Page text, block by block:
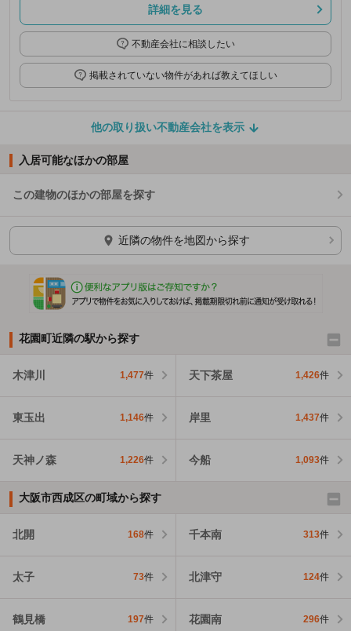
詳細を見る
不動産会社に相談したい
掲載されていない物件があれば教えてほしい
他の取り扱い不動産会社を表示
入居可能なほかの部屋
この建物のほかの部屋を探す
ほかの部屋を検索中…
近隣の物件を地図から探す
花園町近隣の駅から探す
木津川 1,477件 天下茶屋 1,426件
東玉出 1,146件 岸里 1,437件
天神ノ森 1,226件 今船 1,093件
大阪市西成区の町域から探す
北開 168件 千本南 313件
太子 73件 北津守 124件
鶴見橋 197件 花園南 296件